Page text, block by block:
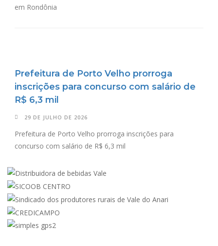
em Rondônia
Prefeitura de Porto Velho prorroga
inscrições para concurso com salário de
R$ 6,3 mil
29 DE JULHO DE 2026
Prefeitura de Porto Velho prorroga inscrições para
concurso com salário de R$ 6,3 mil